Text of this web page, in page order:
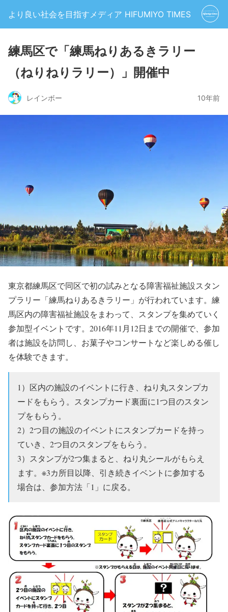
より良い社会を目指すメディア HIFUMIYO TIMES
練馬区で「練馬ねりあるきラリー
（ねりねりラリー）」開催中
レインボー 10年前
東京都練馬区で同区で初の試みとなる障害福祉施設スタン
プラリー「練馬ねりあるきラリー」が行われています。練
馬区内の障害福祉施設をまわって、スタンプを集めていく
参加型イベントです。2016年11月12日までの開催で、参加
者は施設を訪問し、お菓子やコンサートなど楽しめる催し
を体験できます。
1）区内の施設のイベントに行き、ねり丸スタンプカ
ードをもらう。スタンプカード裏面に1つ目のスタン
プをもらう。
2）2つ目の施設のイベントにスタンプカードを持っ
ていき、2つ目のスタンプをもらう。
3）スタンプが2つ集まると、ねり丸シールがもらえ
ます。※3カ所目以降、引き続きイベントに参加する
場合は、参加方法「1」に戻る。